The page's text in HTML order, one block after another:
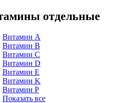
отдельные
Витамин A
Витамин B
Витамин C
Витамин D
Витамин E
Витамин K
Витамин P
Показать все